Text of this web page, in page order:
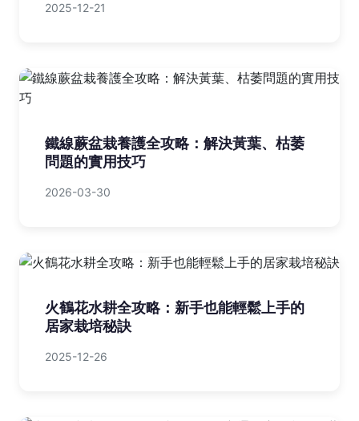
2025-12-21
鐵線蕨盆栽養護全攻略：解決黃葉、枯萎
問題的實用技巧
2026-03-30
火鶴花水耕全攻略：新手也能輕鬆上手的
居家栽培秘訣
2025-12-26